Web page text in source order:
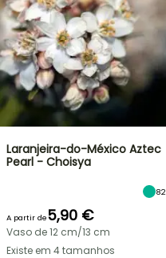
Laranjeira-do-México Aztec
Pearl - Choisya
82
A partir de5,90 €
Vaso de 12 cm/13 cm
Existe em 4 tamanhos